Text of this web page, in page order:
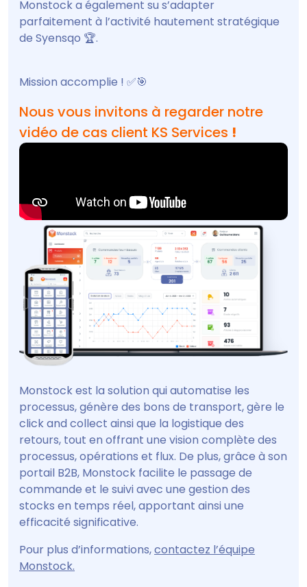
Monstock a également su s’adapter
parfaitement à l’activité hautement stratégique
de Syensqo 🏆.
Mission accomplie ! ✅🎯
Nous vous invitons à regarder notre
vidéo de cas client KS Services !
Monstock est la solution qui automatise les
processus, génère des bons de transport, gère le
click and collect ainsi que la logistique des
retours, tout en offrant une vision complète des
processus, opérations et flux. De plus, grâce à son
portail B2B, Monstock facilite le passage de
commande et le suivi avec une gestion des
stocks en temps réel, apportant ainsi une
efficacité significative.
Pour plus d’informations,contactez l’équipe
Monstock.